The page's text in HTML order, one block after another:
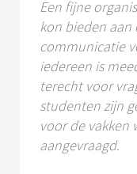
Een fijne
kon bieden aan
communicatie
iedereen is
terecht voor
studenten zijn
voor de vakken
aangevraagd.